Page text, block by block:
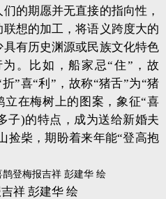
期愿并无直接的指向性，
想的加工，将语义跨度大的
有历史渊源或民族文化特色
。比如，船家忌“住”，故
”喜“利”，故称“猪舌”为“猪
立在梅树上的图案，象征“喜
子)的特点，成为送给新婚夫
捡柴，期盼着来年能“登高抱
祥 彭建华 绘